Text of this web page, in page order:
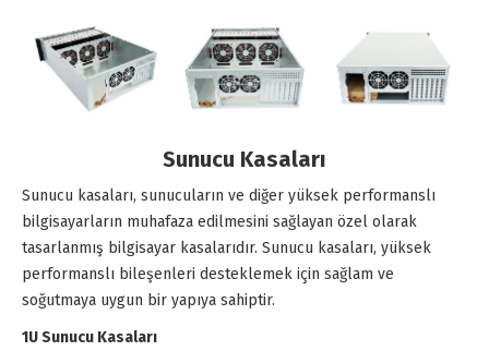
Sunucu Kasaları
Sunucu kasaları, sunucuların ve diğer yüksek performanslı
bilgisayarların muhafaza edilmesini sağlayan özel olarak
tasarlanmış bilgisayar kasalarıdır. Sunucu kasaları, yüksek
performanslı bileşenleri desteklemek için sağlam ve
soğutmaya uygun bir yapıya sahiptir.
1U Sunucu Kasaları